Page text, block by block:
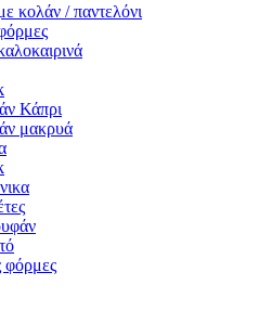
κολάν / παντελόνι
Κάπρι
μακρυά